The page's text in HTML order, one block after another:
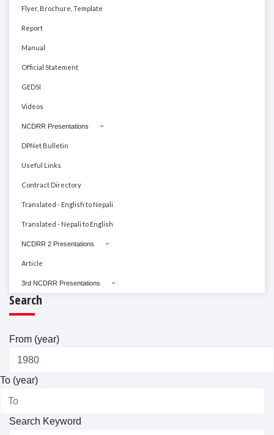
Flyer, Brochure, Template
Report
Manual
Official Statement
GEDSI
Videos
NCDRR Presentations
DPNet Bulletin
Useful Links
Contract Directory
Translated - English to Nepali
Translated - Nepali to English
NCDRR 2 Presentations
Article
3rd NCDRR Presentations
Search
From (year)
To (year)
Search Keyword